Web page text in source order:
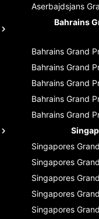
Aserbajdsjans
Bahrains
Bahrains Grand
Bahrains Grand
Bahrains Grand
Bahrains Grand
Bahrains Grand
Singapores
Singapores
Singapores
Singapores
Singapores